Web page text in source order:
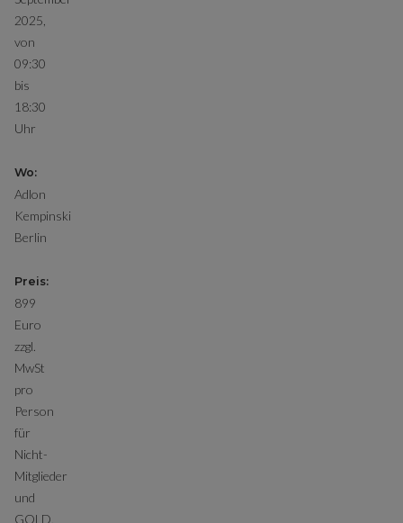
2025,
von
09:30
bis
18:30
Uhr
Wo:
Adlon
Kempinski
Berlin
Preis:
899
Euro
zzgl.
MwSt
pro
Person
für
Nicht-
Mitglieder
und
GOLD,